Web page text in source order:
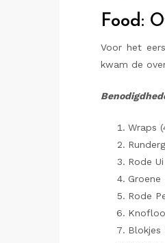
Food:
Voor het
kwam de
Wraps
Rode
Groene
Rode
Blokjes